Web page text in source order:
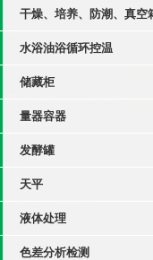
干燥、培养、防潮、真空
水浴油浴循环控温
储藏柜
量器容器
发酵罐
天平
液体处理
色差分析检测